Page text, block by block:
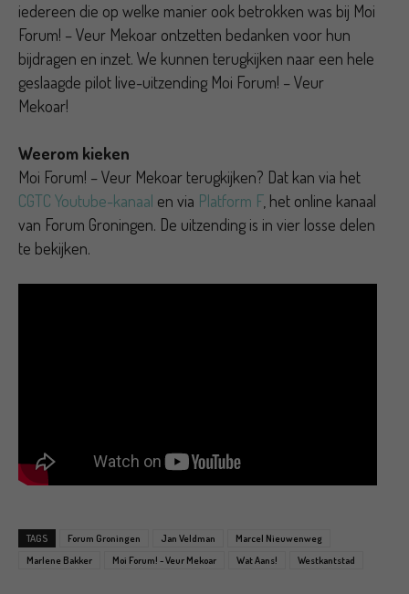
iedereen die op welke manier ook betrokken was bij Moi
Forum! – Veur Mekoar ontzetten bedanken voor hun
bijdragen en inzet. We kunnen terugkijken naar een hele
geslaagde pilot live-uitzending Moi Forum! – Veur
Mekoar!
Weerom kieken
Moi Forum! – Veur Mekoar terugkijken? Dat kan via het
CGTC Youtube-kanaal en via Platform F, het online kanaal
van Forum Groningen. De uitzending is in vier losse delen
te bekijken.
TAGS Forum Groningen Jan Veldman
Marcel Nieuwenweg
Marlene Bakker
Moi Forum! - Veur Mekoar Wat Aans! Westkantstad